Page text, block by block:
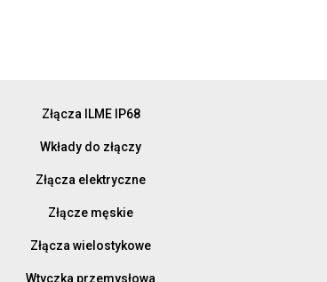
Złącza ILME IP68
Wkłady do złączy
Złącza elektryczne
Złącze męskie
Złącza wielostykowe
Wtyczka przemysłowa